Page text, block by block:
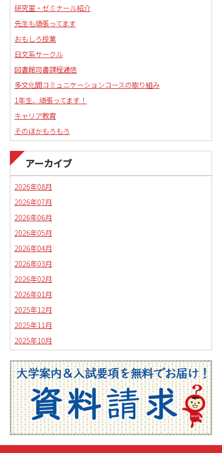
研究室・ゼミナール紹介
先生も頑張ってます
おもしろ授業
日文系サークル
図書館司書課程通信
多文化間コミュニケーションコースの取り組み
1年生、頑張ってます！
キャリア教育
そのほかもろもろ
日本語教育副専攻課程通信(日本語教師)
琉球沖縄文化コースの取り組み
アーカイブ
2026年08月
2026年07月
2026年06月
2026年05月
2026年04月
2026年03月
2026年02月
2026年01月
2025年12月
2025年11月
2025年10月
2025年08月
2025年07月
2025年06月
2025年05月
2025年04月
2025年03月